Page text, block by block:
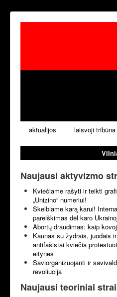
aktualijos laisvoji tribūna
Naujausi aktyvizmo
Kviečiame rašyti ir teikti
„Unizino“ numeriui!
Skelbiame karą karui!
pareiškimas dėl karo
Abortų draudimas: kaip
Kaunas su žydrais, juodais
antifašistai kviečia
eitynes
Saviorganizuojanti ir
revoliucija
Naujausi teoriniai